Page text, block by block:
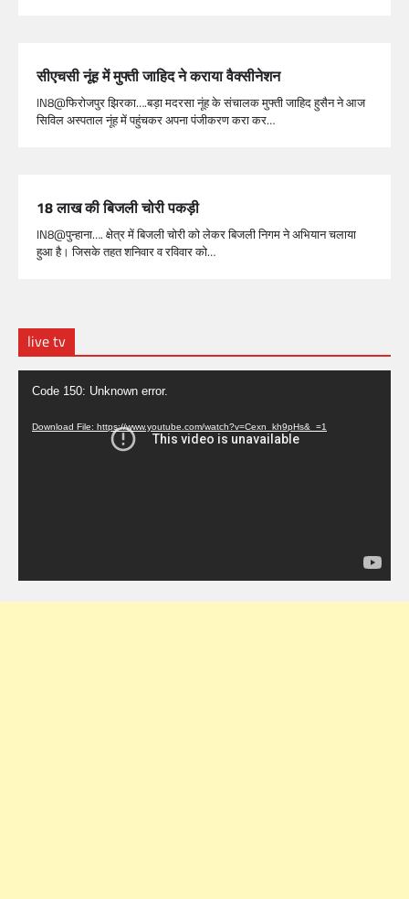
सीएचसी नूंह में मुफ्ती जाहिद ने कराया वैक्सीनेशन
IN8@फिरोजपुर झिरका….बड़ा मदरसा नूंह के संचालक मुफ्ती जाहिद हुसैन ने आज
सिविल अस्पताल नूंह में पहुंचकर अपना पंजीकरण करा कर…
18 लाख की बिजली चोरी पकड़ी
IN8@पुन्हाना…. क्षेत्र में बिजली चोरी को लेकर बिजली निगम ने अभियान चलाया
हुआ है। जिसके तहत शनिवार व रविवार को…
live tv
Video
Player
Code 150: Unknown error.
Download File: https://www.youtube.com/watch?v=Cexn_kh9pHs&_=1